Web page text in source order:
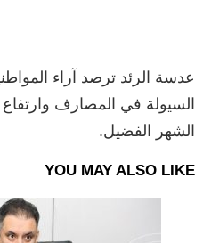
عدسة الرئد ترصد آراء
السيولة في المصارف
الشهر الفضيل.
YOU MAY ALSO LIKE